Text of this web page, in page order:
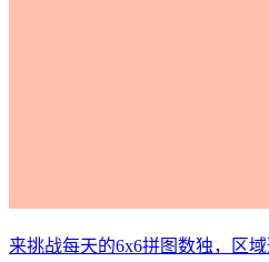
来挑战每天的6x6拼图数独，区域